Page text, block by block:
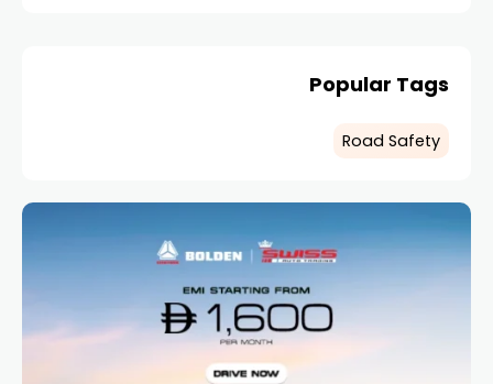
Popular Tags
Road Safety